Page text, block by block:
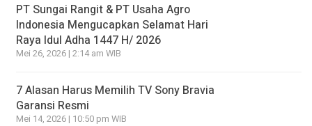
PT Sungai Rangit & PT Usaha Agro
Indonesia Mengucapkan Selamat Hari
Raya Idul Adha 1447 H/ 2026
Mei 26, 2026 | 2:14 am WIB
7 Alasan Harus Memilih TV Sony Bravia
Garansi Resmi
Mei 14, 2026 | 10:50 pm WIB